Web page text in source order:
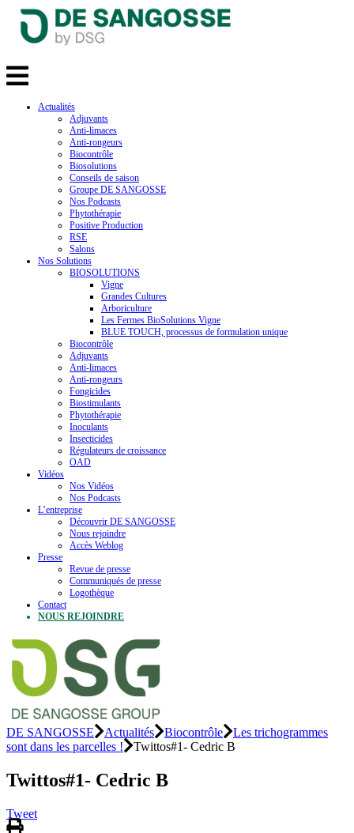
Actualités
Adjuvants
Anti-limaces
Anti-rongeurs
Biocontrôle
Biosolutions
Conseils de saison
Groupe DE SANGOSSE
Nos Podcasts
Phytothérapie
Positive Production
RSE
Salons
Nos Solutions
BIOSOLUTIONS
Vigne
Grandes Cultures
Arboriculture
Les Fermes BioSolutions Vigne
BLUE TOUCH, processus de formulation unique
Biocontrôle
Adjuvants
Anti-limaces
Anti-rongeurs
Fongicides
Biostimulants
Phytothérapie
Inoculants
Insecticides
Régulateurs de croissance
OAD
Vidéos
Nos Vidéos
Nos Podcasts
L’entreprise
Découvrir DE SANGOSSE
Nous rejoindre
Accès Weblog
Presse
Revue de presse
Communiqués de presse
Logothèque
Contact
NOUS REJOINDRE
DE SANGOSSE Actualités Biocontrôle
Les trichogrammes
sont dans les parcelles !
Twittos#1- Cedric B
Twittos#1- Cedric B
Tweet